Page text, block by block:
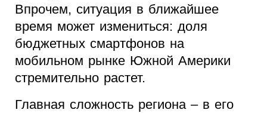
Впрочем, ситуация в ближайшее
время может измениться: доля
бюджетных смартфонов на
мобильном рынке Южной Америки
стремительно растет.
Главная сложность региона – в его